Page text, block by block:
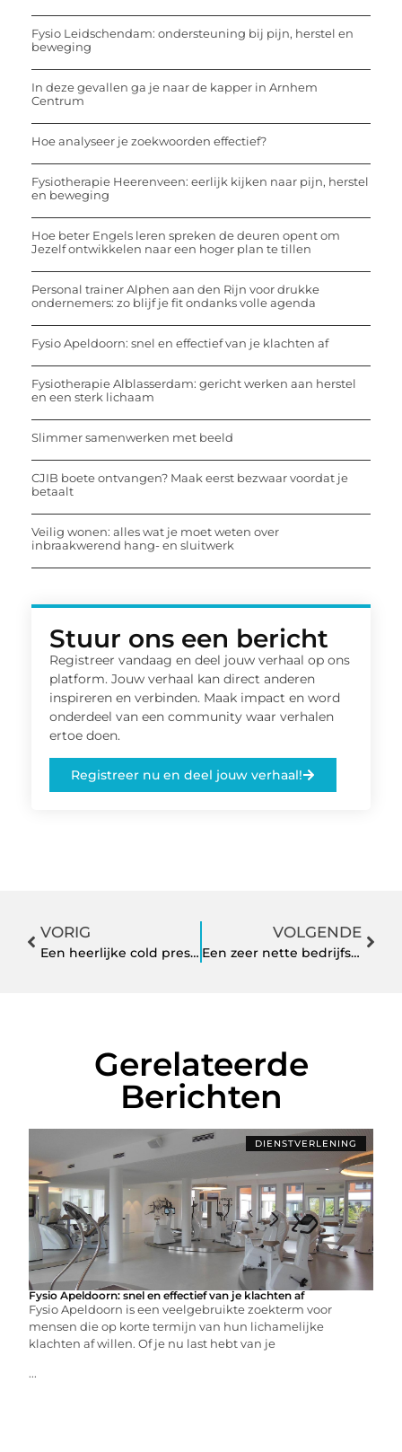
Fysio Leidschendam: ondersteuning bij pijn, herstel en
beweging
In deze gevallen ga je naar de kapper in Arnhem
Centrum
Hoe analyseer je zoekwoorden effectief?
Fysiotherapie Heerenveen: eerlijk kijken naar pijn, herstel
en beweging
Hoe beter Engels leren spreken de deuren opent om
Jezelf ontwikkelen naar een hoger plan te tillen
Personal trainer Alphen aan den Rijn voor drukke
ondernemers: zo blijf je fit ondanks volle agenda
Fysio Apeldoorn: snel en effectief van je klachten af
Fysiotherapie Alblasserdam: gericht werken aan herstel
en een sterk lichaam
Slimmer samenwerken met beeld
CJIB boete ontvangen? Maak eerst bezwaar voordat je
betaalt
Veilig wonen: alles wat je moet weten over
inbraakwerend hang- en sluitwerk
Stuur ons een bericht
Registreer vandaag en deel jouw verhaal op ons
platform. Jouw verhaal kan direct anderen
inspireren en verbinden. Maak impact en word
onderdeel van een community waar verhalen
ertoe doen.
Registreer nu en deel jouw verhaal!
VORIG
Een heerlijke cold pressed juice voor een gezonder leven
VOLGENDE
Een zeer nette bedrijfswagen met de Peugeot kofferbakmat
Gerelateerde
Berichten
DIENSTVERLENING
Fysio Apeldoorn: snel en effectief van je klachten af
Fysio Apeldoorn is een veelgebruikte zoekterm voor
mensen die op korte termijn van hun lichamelijke
klachten af willen. Of je nu last hebt van je
...